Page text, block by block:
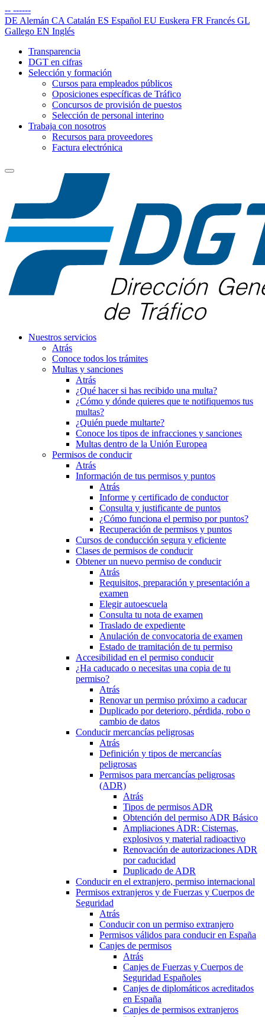
-- ------
DE Alemán CA Catalán ES Español EU Euskera FR Francés GL
Gallego EN Inglés
Transparencia
DGT en cifras
Selección y formación
Cursos para empleados públicos
Oposiciones específicas de Tráfico
Concursos de provisión de puestos
Selección de personal interino
Trabaja con nosotros
Recursos para proveedores
Factura electrónica
Nuestros servicios
Atrás
Conoce todos los trámites
Multas y sanciones
Atrás
¿Qué hacer si has recibido una multa?
¿Cómo y dónde quieres que te notifiquemos tus
multas?
¿Quién puede multarte?
Conoce los tipos de infracciones y sanciones
Multas dentro de la Unión Europea
Permisos de conducir
Atrás
Información de tus permisos y puntos
Atrás
Informe y certificado de conductor
Consulta y justificante de puntos
¿Cómo funciona el permiso por puntos?
Recuperación de permisos y puntos
Cursos de conducción segura y eficiente
Clases de permisos de conducir
Obtener un nuevo permiso de conducir
Atrás
Requisitos, preparación y presentación a
examen
Elegir autoescuela
Consulta tu nota de examen
Traslado de expediente
Anulación de convocatoria de examen
Estado de tramitación de tu permiso
Accesibilidad en el permiso conducir
¿Ha caducado o necesitas una copia de tu
permiso?
Atrás
Renovar un permiso próximo a caducar
Duplicado por deterioro, pérdida, robo o
cambio de datos
Conducir mercancías peligrosas
Atrás
Definición y tipos de mercancías
peligrosas
Permisos para mercancías peligrosas
(ADR)
Atrás
Tipos de permisos ADR
Obtención del permiso ADR Básico
Ampliaciones ADR: Cisternas,
explosivos y material radioactivo
Renovación de autorizaciones ADR
por caducidad
Duplicado de ADR
Conducir en el extranjero, permiso internacional
Permisos extranjeros y de Fuerzas y Cuerpos de
Seguridad
Atrás
Conducir con un permiso extranjero
Permisos válidos para conducir en España
Canjes de permisos
Atrás
Canjes de Fuerzas y Cuerpos de
Seguridad Españoles
Canjes de diplomáticos acreditados
en España
Canjes de permisos extranjeros